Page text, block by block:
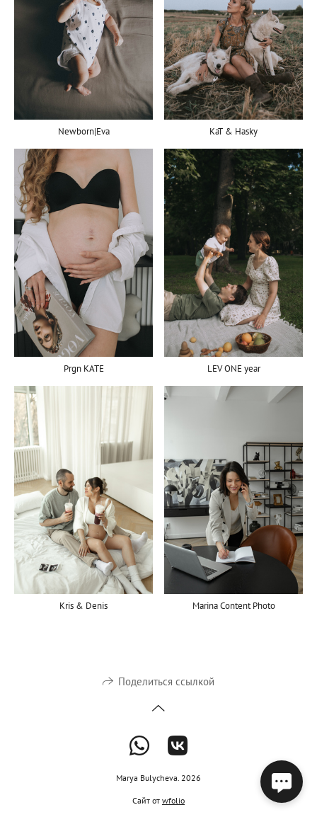
Newborn|Eva KaT & Hasky
Prgn KATE LEV ONE year
Kris & Denis Marina Content Photo
Поделиться ссылкой
Marya Bulycheva. 2026
Сайт от wfolio